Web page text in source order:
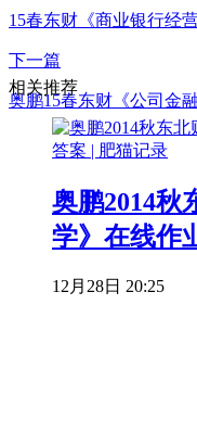
15春东财《商业银行经
下一篇
奥鹏15春东财《公司金
相关推荐
奥鹏2014秋
学》在线作
12月28日 20:25